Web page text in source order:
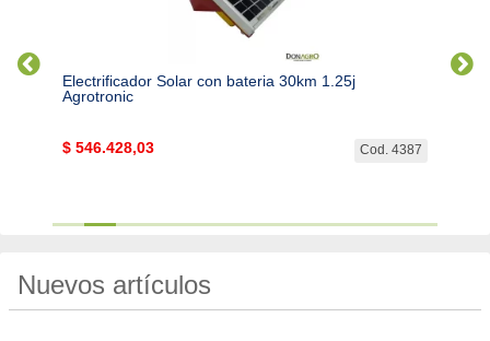
Electrificador Solar con bateria 30km 1.25j
Agrotronic
Cod. 4387
$ 546.428,03
Nuevos artículos